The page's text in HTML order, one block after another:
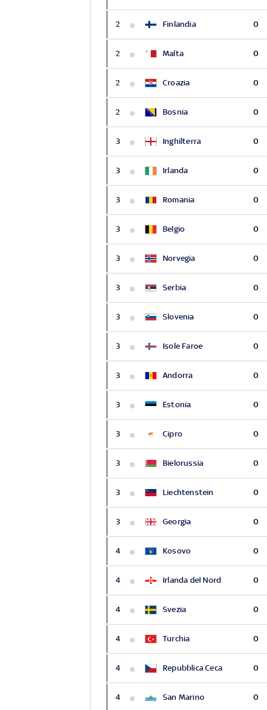
2 Finlandia 0
2 Malta 0
2 Croazia 0
2 Bosnia 0
3 Inghilterra 0
3 Irlanda 0
3 Romania 0
3 Belgio 0
3 Norvegia 0
3 Serbia 0
3 Slovenia 0
3 Isole Faroe 0
3 Andorra 0
3 Estonia 0
3 Cipro 0
3 Bielorussia 0
3 Liechtenstein 0
3 Georgia 0
4 Kosovo 0
4 Irlanda del Nord 0
4 Svezia 0
4 Turchia 0
4 Repubblica Ceca 0
4 San Marino 0